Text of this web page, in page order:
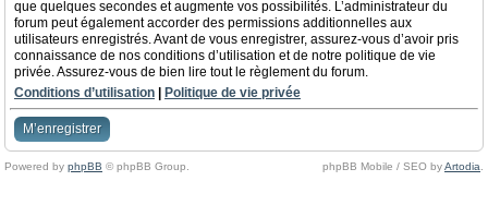
que quelques secondes et augmente vos possibilités. L’administrateur du
forum peut également accorder des permissions additionnelles aux
utilisateurs enregistrés. Avant de vous enregistrer, assurez-vous d’avoir pris
connaissance de nos conditions d’utilisation et de notre politique de vie
privée. Assurez-vous de bien lire tout le règlement du forum.
Conditions d’utilisation
Politique de vie privée
M’enregistrer
Powered by phpBB © phpBB Group. phpBB Mobile / SEO byArtodia